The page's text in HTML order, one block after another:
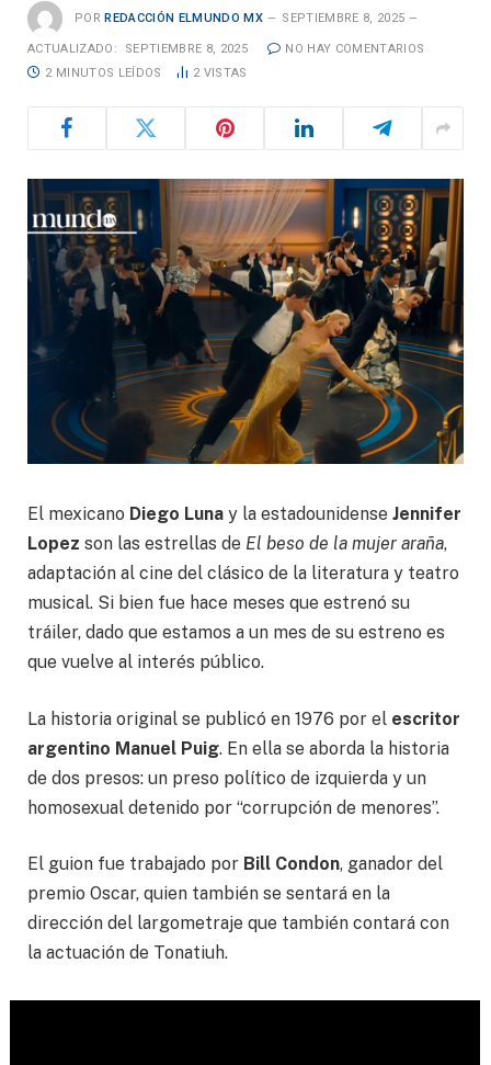
POR REDACCIÓN ELMUNDO MX SEPTIEMBRE 8, 2025
ACTUALIZADO: SEPTIEMBRE 8, 2025
NO HAY COMENTARIOS
2 MINUTOS LEÍDOS
2 VISTAS
El mexicano Diego Luna y la estadounidense Jennifer
Lopez son las estrellas de El beso de la mujer araña,
adaptación al cine del clásico de la literatura y teatro
musical. Si bien fue hace meses que estrenó su
tráiler, dado que estamos a un mes de su estreno es
que vuelve al interés público.
La historia original se publicó en 1976 por el escritor
argentino Manuel Puig. En ella se aborda la historia
de dos presos: un preso político de izquierda y un
homosexual detenido por “corrupción de menores”.
El guion fue trabajado por Bill Condon, ganador del
premio Oscar, quien también se sentará en la
dirección del largometraje que también contará con
la actuación de Tonatiuh.